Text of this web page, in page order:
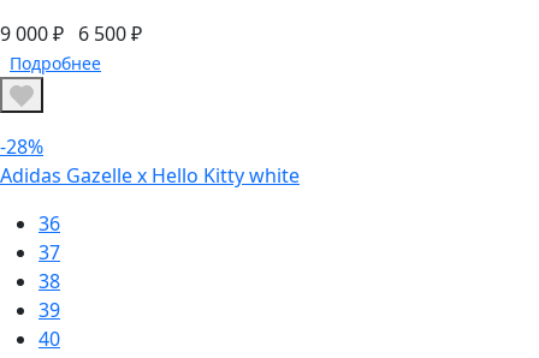
9 000 ₽ 6 500 ₽
Подробнее
-28%
Adidas Gazelle x Hello Kitty white
36
37
38
39
40